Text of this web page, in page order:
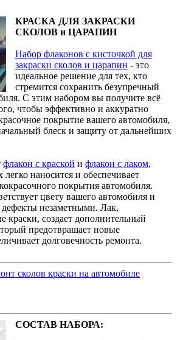
КРАСКА ДЛЯ ЗАКРАСКИ
СКОЛОВ и ЦАРАПИН
Набор флаконов с кисточкой для
закраски сколов и царапин - это
идеальное решение для тех, кто
стремится сохранить безупречный
С этим набором вы получите всё
чтобы эффективно и аккуратно
покрытие вашего автомобиля,
блеск и защиту от дальнейших
флакон с краской и флакон с лаком,
наносится и обеспечивает
покрытия автомобиля.
цвету вашего автомобиля и
дефекты незаметными. Лак,
краски, создает дополнительный
предотвращает новые
долговечность ремонта.
сколов краски на автомобиле
СОСТАВ НАБОРА: